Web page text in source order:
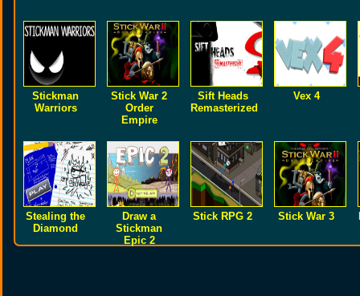
Stickman
Warriors
Stick War 2
Order
Empire
Sift Heads
Remasterized
Vex 4
Stealing the
Diamond
Draw a
Stickman
Epic 2
Stick RPG 2 Stick War 3